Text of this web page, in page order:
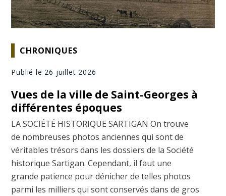
CHRONIQUES
Publié le 26 juillet 2026
Vues de la ville de Saint-Georges à
différentes époques
LA SOCIÉTÉ HISTORIQUE SARTIGAN On trouve
de nombreuses photos anciennes qui sont de
véritables trésors dans les dossiers de la Société
historique Sartigan. Cependant, il faut une
grande patience pour dénicher de telles photos
parmi les milliers qui sont conservés dans de gros